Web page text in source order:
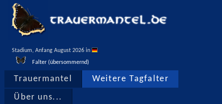
Stadium, Anfang August 2026 in
Falter (übersommernd)
Trauermantel Weitere Tagfalter
Über uns...